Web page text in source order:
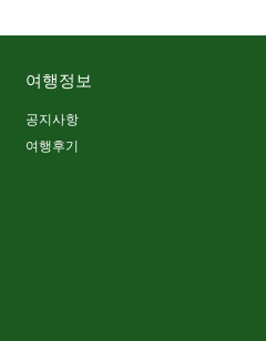
여행정보
공지사항
여행후기